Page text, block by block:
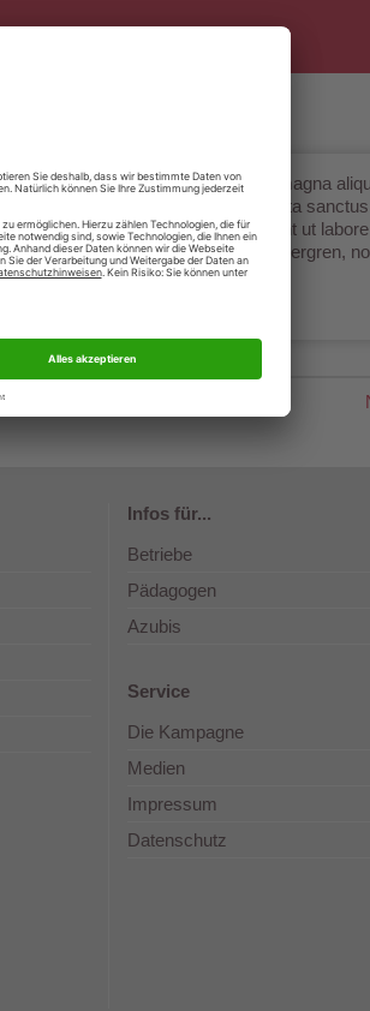
invidunt ut labore et dolore magna
kasd gubergren, no sea takimata
nonumy eirmod tempor invidunt ut
et ea rebum. Stet clita kasd gubergren,
Infos für...
Betriebe
Pädagogen
Azubis
Service
Die Kampagne
Medien
Impressum
Datenschutz